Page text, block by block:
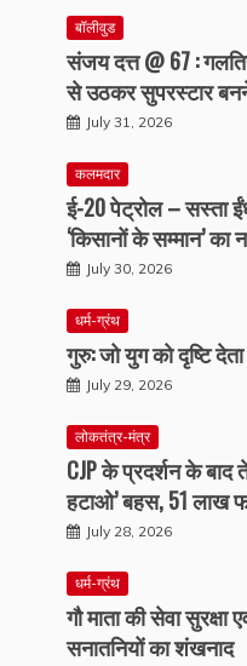
बॉलीवुड
संजय दत्त @ 67 :
से उठकर सुपरस्टार
July 31, 2026
कलमदार
ई-20 पेट्रोल – सस्ता
‘किसानों के सम्मान’ का
July 30, 2026
धर्म-ग्रंथ
गुरु: जो युग को दृष्टि
July 29, 2026
लोकतंत्र-मंत्र
CJP के प्रदर्शन के बाद
हटाओ’ बहस, 51 लाख
July 28, 2026
धर्म-ग्रंथ
गौ माता की सेवा सुरक्षा
सनातनियों का शंखनाद